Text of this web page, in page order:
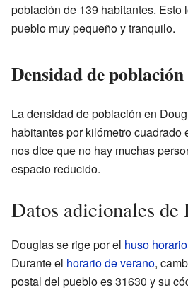
población de 139 habitantes. Esto
pueblo muy pequeño y tranquilo.
Densidad de población
La densidad de población en
habitantes por kilómetro cuadrado
nos dice que no hay muchas
espacio reducido.
Datos adicionales de
Douglas se rige por el huso
Durante el horario de verano,
postal del pueblo es 31630 y su